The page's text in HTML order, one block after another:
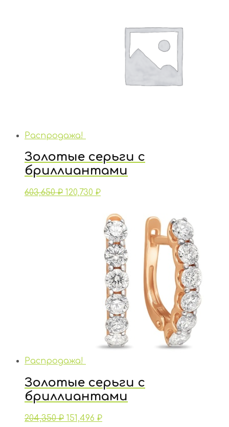
Распродажа!
Золотые серьги с
бриллиантами
603,650₽ 120,730 ₽
Распродажа!
Золотые серьги с
бриллиантами
204,350₽ 151,496 ₽